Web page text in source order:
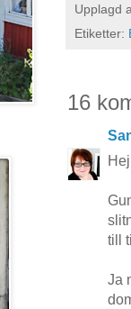
Upplagd
Etiketter:
16
till
Ja